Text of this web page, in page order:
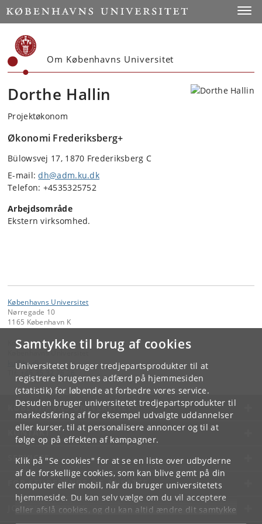
Samtykke til brug af cookies
Universitetet bruger tredjepartsprodukter til at
registrere brugernes adfærd på hjemmesiden
(statistik) for løbende at forbedre vores service.
Desuden bruger universitetet tredjepartsprodukter til
markedsføring af for eksempel udvalgte uddannelser
eller kurser, til at personalisere annoncer og til at
følge op på effekten af kampagner.
Klik på "Se cookies" for at se en liste over udbyderne
af de forskellige cookies, som kan blive gemt på din
computer eller mobil, når du bruger universitetets
hjemmeside. Du kan selv vælge om du vil acceptere
eller afslå cookies, og du kan altid ændre dit samtykke
Start
Om Københavns Universitet
Dorthe Hallin
Projektøkonom
Økonomi Frederiksberg+
Bülowsvej 17, 1870 Frederiksberg C
E-mail:dh@adm.ku.dk
Telefon: +4535325752
Arbejdsområde
Ekstern virksomhed.
Københavns Universitet
Nørregade 10
1165 København K
Kontakt:
Københavns Universitet
@ku.dk
KØBENHAVNS UNIVERSITET
KONTAKT
SERVICES
FOR STUDERENDE OG ANSATTE
JOB OG KARRIERE